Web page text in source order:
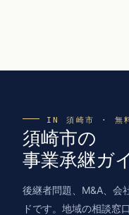
IN 須崎市 · 無料
須崎市の
事業承継ガ
後継者問題、M&A、会
ドです。地域の相談窓